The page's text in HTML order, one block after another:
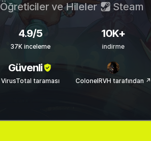
Öğreticiler ve Hileler Steam
4.9/5
37K inceleme
10K+
indirme
Güvenli
VirusTotal taraması ColonelRVH tarafından ↗